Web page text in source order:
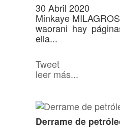
30 Abril 2020
Minkaye
waorani hay
ella...
Tweet
leer más...
Derrame de